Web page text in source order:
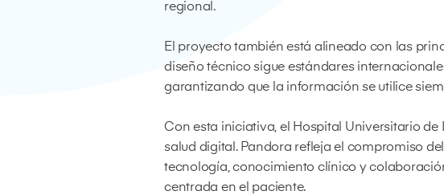
regional.
El proyecto también está alineado con las
diseño técnico sigue estándares
garantizando que la información se utilice
Con esta iniciativa, el Hospital Universitario
salud digital. Pandora refleja el compromiso
tecnología, conocimiento clínico y
centrada en el paciente.